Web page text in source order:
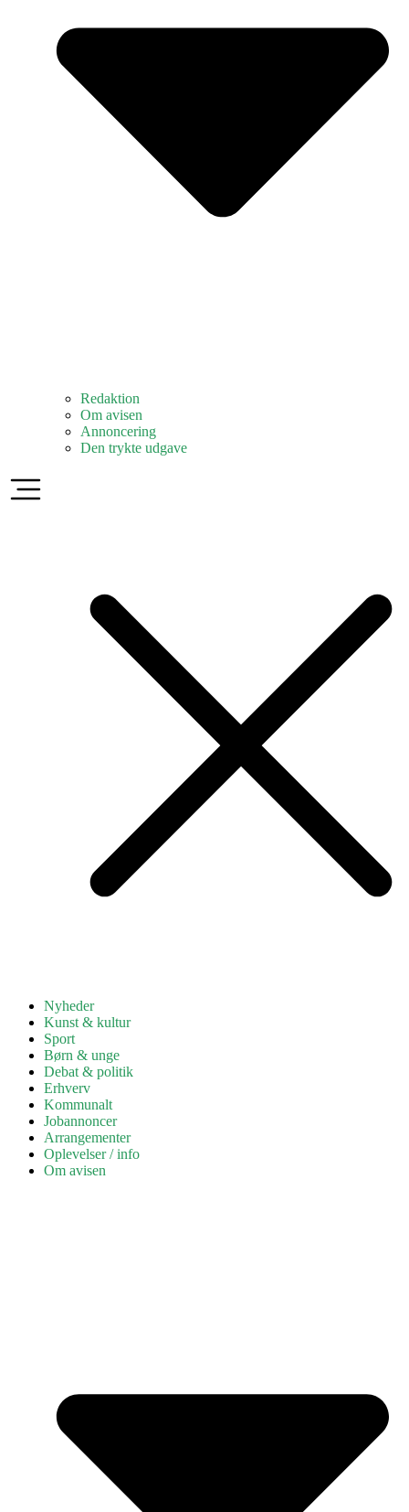
Redaktion
Om avisen
Annoncering
Den trykte udgave
Nyheder
Kunst & kultur
Sport
Børn & unge
Debat & politik
Erhverv
Kommunalt
Jobannoncer
Arrangementer
Oplevelser / info
Om avisen